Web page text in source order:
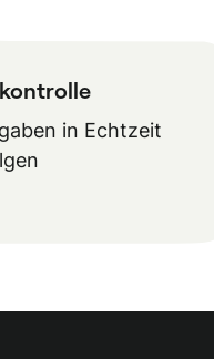
in Echtzeit